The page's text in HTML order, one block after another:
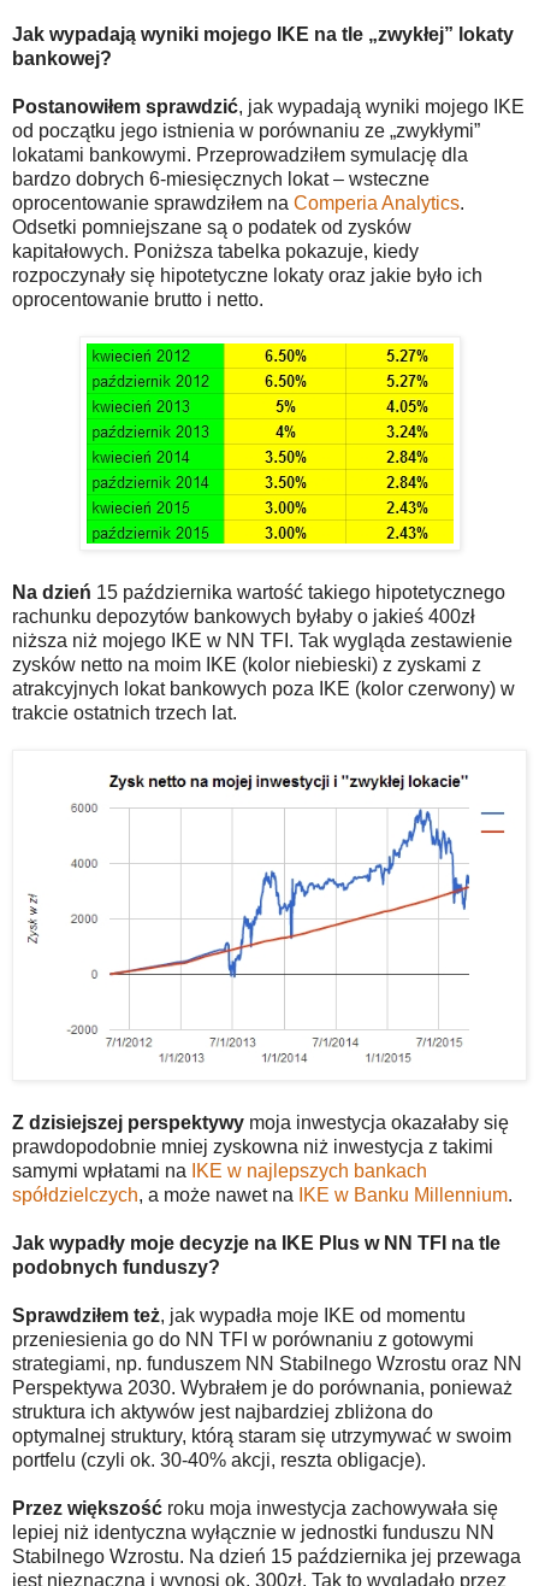
Jak wypadają wyniki mojego IKE na tle „zwykłej” lokaty
bankowej?
Postanowiłem sprawdzić, jak wypadają wyniki mojego IKE
od początku jego istnienia w porównaniu ze „zwykłymi”
lokatami bankowymi. Przeprowadziłem symulację dla
bardzo dobrych 6-miesięcznych lokat – wsteczne
oprocentowanie sprawdziłem na Comperia Analytics.
Odsetki pomniejszane są o podatek od zysków
kapitałowych. Poniższa tabelka pokazuje, kiedy
rozpoczynały się hipotetyczne lokaty oraz jakie było ich
oprocentowanie brutto i netto.
Na dzień 15 października wartość takiego hipotetycznego
rachunku depozytów bankowych byłaby o jakieś 400zł
niższa niż mojego IKE w NN TFI. Tak wygląda zestawienie
zysków netto na moim IKE (kolor niebieski) z zyskami z
atrakcyjnych lokat bankowych poza IKE (kolor czerwony) w
trakcie ostatnich trzech lat.
Z dzisiejszej perspektywy moja inwestycja okazałaby się
prawdopodobnie mniej zyskowna niż inwestycja z takimi
samymi wpłatami na
IKE w najlepszych bankach
spółdzielczych, a może nawet na IKE w Banku Millennium.
Jak wypadły moje decyzje na IKE Plus w NN TFI na tle
podobnych funduszy?
Sprawdziłem też, jak wypadła moje IKE od momentu
przeniesienia go do NN TFI w porównaniu z gotowymi
strategiami, np. funduszem NN Stabilnego Wzrostu oraz NN
Perspektywa 2030. Wybrałem je do porównania, ponieważ
struktura ich aktywów jest najbardziej zbliżona do
optymalnej struktury, którą staram się utrzymywać w swoim
portfelu (czyli ok. 30-40% akcji, reszta obligacje).
Przez większość roku moja inwestycja zachowywała się
lepiej niż identyczna wyłącznie w jednostki funduszu NN
Stabilnego Wzrostu. Na dzień 15 października jej przewaga
jest nieznaczna i wynosi ok. 300zł. Tak to wyglądało przez